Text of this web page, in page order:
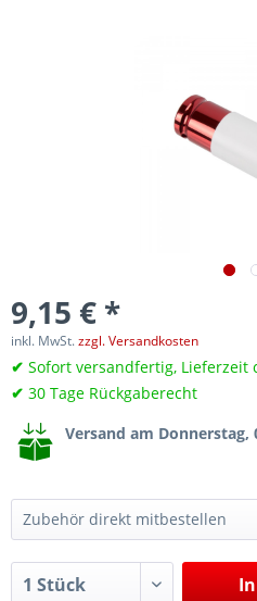
9,15 € *
inkl. MwSt.zzgl. Versandkosten
✔ Sofort versandfertig, Lieferzeit
✔ 30 Tage Rückgaberecht
Versand am Donnerstag,
Zubehör direkt mitbestellen